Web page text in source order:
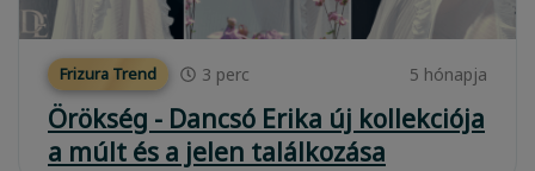
Frizura Trend 3 perc 5 hónapja
Örökség - Dancsó Erika új kollekciója
a múlt és a jelen találkozása